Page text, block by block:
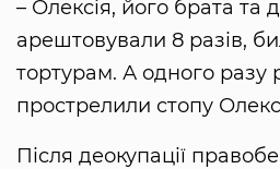
– Олексія, його брата та
арештовували 8 разів,
тортурам. А одного разу
прострелили стопу
Після деокупації